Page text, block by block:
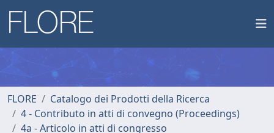
FLORE
Catalogo dei Prodotti della Ricerca
4 - Contributo in atti di convegno (Proceedings)
4a - Articolo in atti di congresso